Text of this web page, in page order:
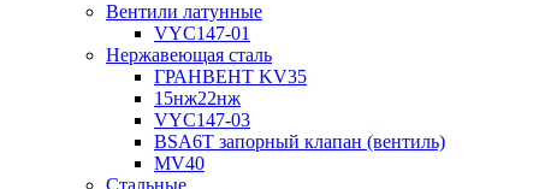
Вентили латунные
VYC147-01
Нержавеющая сталь
ГРАНВЕНТ KV35
15нж22нж
VYC147-03
BSA6T запорный клапан (вентиль)
MV40
Стальные